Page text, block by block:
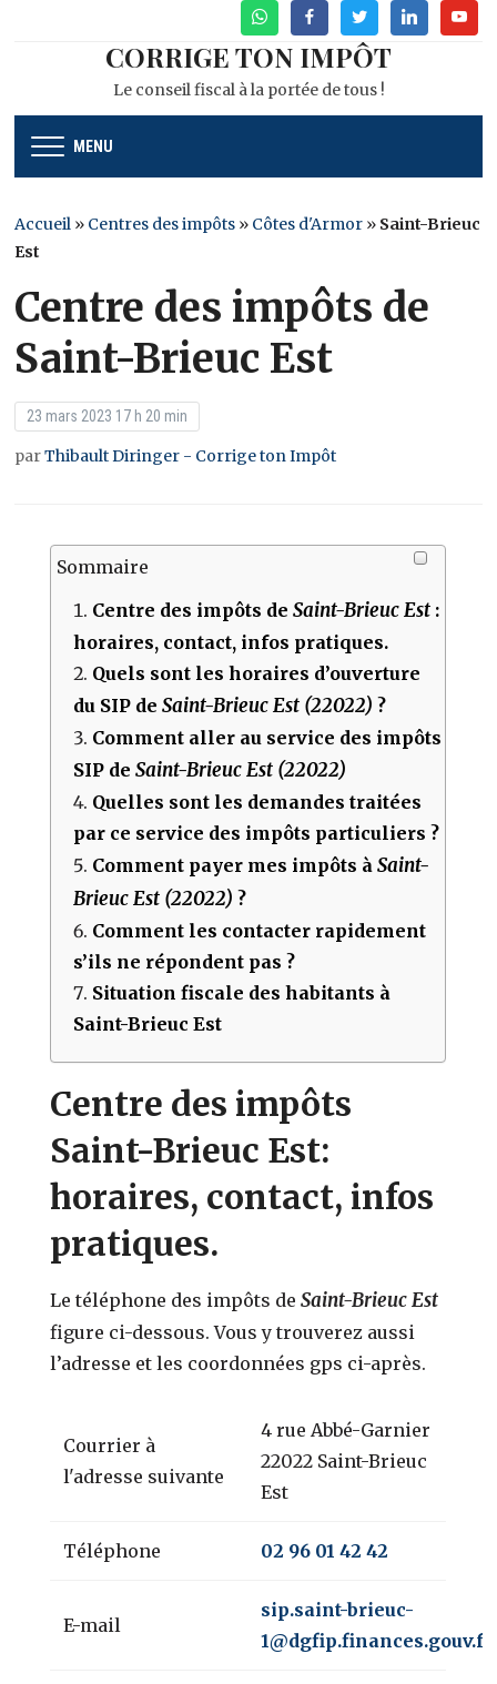
WhatsAppFacebookTwitterLinkedin
CORRIGE TON IMPÔT
Le conseil fiscal à la portée de tous !
MENU
Accueil » Centres des impôts » Côtes d'Armor » Saint-Brieuc
Est
Centre des impôts de
Saint-Brieuc Est
23 mars 2023 17 h 20 min
parThibault Diringer - Corrige ton Impôt
Sommaire
Centre des impôts deSaint-Brieuc Est :
horaires, contact, infos pratiques.
Quels sont les horaires d’ouverture
du SIP deSaint-Brieuc Est (22022) ?
Comment aller au service des impôts
SIP deSaint-Brieuc Est (22022)
Quelles sont les demandes traitées
par ce service des impôts particuliers ?
Comment payer mes impôts àSaint-
Brieuc Est (22022) ?
Comment les contacter rapidement
s’ils ne répondent pas ?
Situation fiscale des habitants à
Saint-Brieuc Est
Centre des impôts
Saint-Brieuc Est:
horaires, contact, infos
pratiques.
Le téléphone des impôts deSaint-Brieuc Est
figure ci-dessous. Vous y trouverez aussi
l’adresse et les coordonnées gps ci-après.
Courrier à
l'adresse suivante
4 rue Abbé-Garnier
22022 Saint-Brieuc
Est
Téléphone 02 96 01 42 42
E-mail
sip.saint-brieuc-
1@dgfip.finances.gouv.fr